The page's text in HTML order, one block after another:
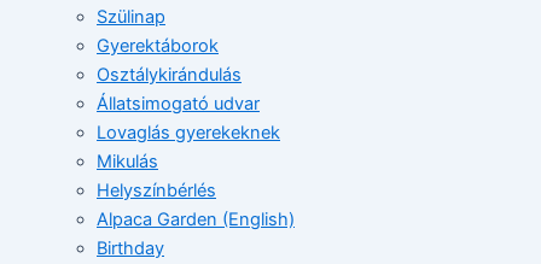
Szülinap
Gyerektáborok
Osztálykirándulás
Állatsimogató udvar
Lovaglás gyerekeknek
Mikulás
Helyszínbérlés
Alpaca Garden (English)
Birthday